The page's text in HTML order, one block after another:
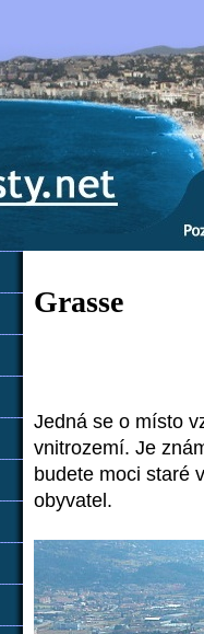
Grasse
Jedná se o místo
vnitrozemí. Je
budete moci staré
obyvatel.